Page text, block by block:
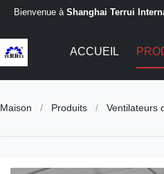
Bienvenue à Shanghai Terrui
ACCUEIL
Maison / Produits / Ventilateurs